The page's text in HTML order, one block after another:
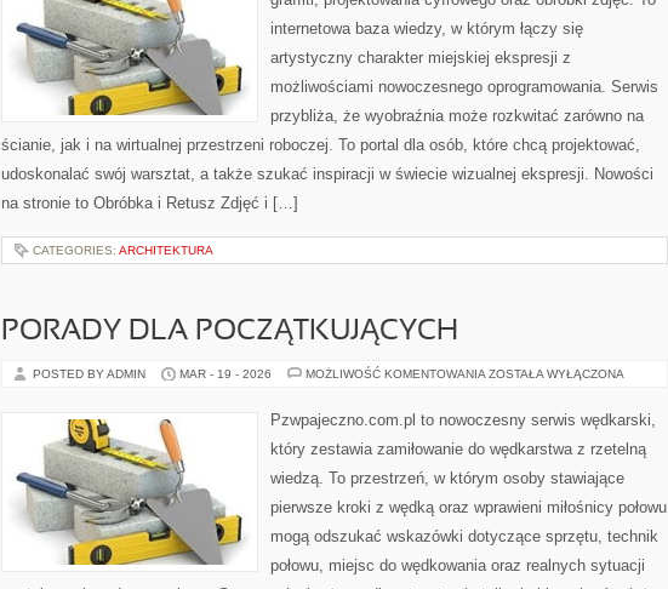
internetowa baza wiedzy, w którym łączy się
artystyczny charakter miejskiej ekspresji z
możliwościami nowoczesnego oprogramowania. Serwis
przybliża, że wyobraźnia może rozkwitać zarówno na
ścianie, jak i na wirtualnej przestrzeni roboczej. To portal dla osób, które chcą projektować,
udoskonalać swój warsztat, a także szukać inspiracji w świecie wizualnej ekspresji. Nowości
na stronie to Obróbka i Retusz Zdjęć i […]
CATEGORIES: ARCHITEKTURA
PORADY DLA POCZĄTKUJĄCYCH
POSTED BY ADMIN MAR - 19 - 2026 MOŻLIWOŚĆ KOMENTOWANIA PORADY
ZOSTAŁA WYŁĄCZONA
Pzwpajeczno.com.pl to nowoczesny serwis wędkarski,
który zestawia zamiłowanie do wędkarstwa z rzetelną
wiedzą. To przestrzeń, w którym osoby stawiające
pierwsze kroki z wędką oraz wprawieni miłośnicy połowu
mogą odszukać wskazówki dotyczące sprzętu, technik
połowu, miejsc do wędkowania oraz realnych sytuacji